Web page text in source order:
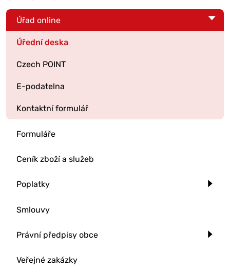
Úřad online
Úřední deska
Czech POINT
E-podatelna
Kontaktní formulář
Formuláře
Ceník zboží a služeb
Poplatky
Smlouvy
Právní předpisy obce
Veřejné zakázky